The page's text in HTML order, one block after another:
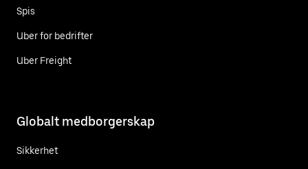
Spis
Uber for bedrifter
Uber Freight
Globalt medborgerskap
Sikkerhet